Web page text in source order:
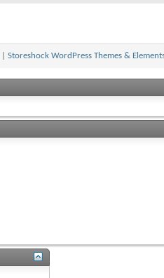
Storeshock WordPress Themes &